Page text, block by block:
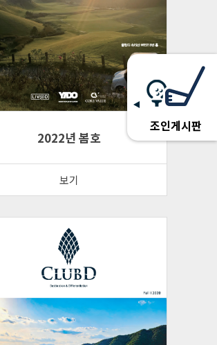
조인게시판
2022년 봄호
보기